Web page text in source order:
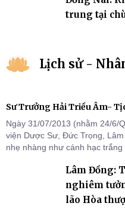
trung tại
Lịch sử -
Sư Trưởng Hải Triều Âm-
Ngày 31/07/2013 (nhằm 24/6/
viện Dược Sư, Đức Trọng,
nhẹ nhàng như cánh hạc
Lâm Đồng:
nghiêm
lão Hòa